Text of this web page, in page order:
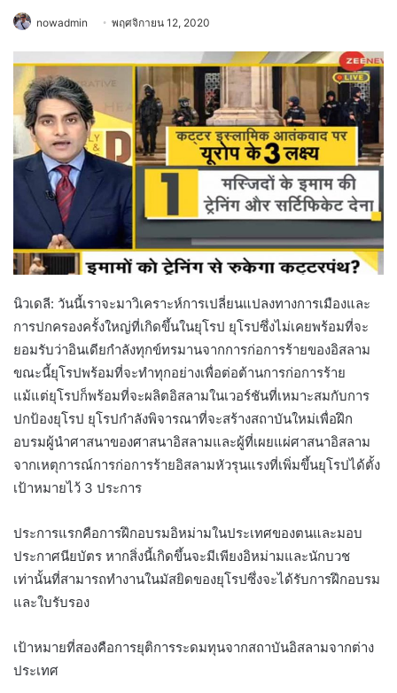
nowadmin พฤศจิกายน 12, 2020
นิวเดลี: วันนี้เราจะมาวิเคราะห์การเปลี่ยนแปลงทางการเมืองและ
การปกครองครั้งใหญ่ที่เกิดขึ้นในยุโรป ยุโรปซึ่งไม่เคยพร้อมที่จะ
ยอมรับว่าอินเดียกำลังทุกข์ทรมานจากการก่อการร้ายของอิสลาม
ขณะนี้ยุโรปพร้อมที่จะทำทุกอย่างเพื่อต่อต้านการก่อการร้าย
แม้แต่ยุโรปก็พร้อมที่จะผลิตอิสลามในเวอร์ชันที่เหมาะสมกับการ
ปกป้องยุโรป ยุโรปกำลังพิจารณาที่จะสร้างสถาบันใหม่เพื่อฝึก
อบรมผู้นำศาสนาของศาสนาอิสลามและผู้ที่เผยแผ่ศาสนาอิสลาม
จากเหตุการณ์การก่อการร้ายอิสลามหัวรุนแรงที่เพิ่มขึ้นยุโรปได้ตั้ง
เป้าหมายไว้ 3 ประการ
ประการแรกคือการฝึกอบรมอิหม่ามในประเทศของตนและมอบ
ประกาศนียบัตร หากสิ่งนี้เกิดขึ้นจะมีเพียงอิหม่ามและนักบวช
เท่านั้นที่สามารถทำงานในมัสยิดของยุโรปซึ่งจะได้รับการฝึกอบรม
และใบรับรอง
เป้าหมายที่สองคือการยุติการระดมทุนจากสถาบันอิสลามจากต่าง
ประเทศ